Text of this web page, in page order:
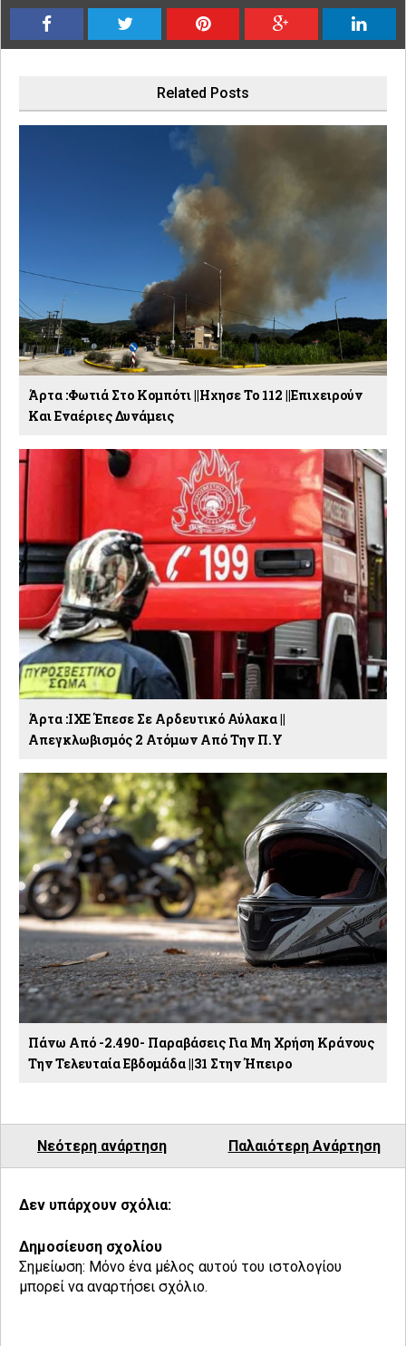
Related Posts
Άρτα :Φωτιά Στο Κομπότι ||Ηχησε Το 112 ||Επιχειρούν
Και Εναέριες Δυνάμεις
Άρτα :ΙΧΕ Έπεσε Σε Αρδευτικό Αύλακα ||
Απεγκλωβισμός 2 Ατόμων Από Την Π.Υ
Πάνω Από -2.490- Παραβάσεις Για Μη Χρήση Κράνους
Την Τελευταία Εβδομάδα ||31 Στην Ήπειρο
Νεότερη ανάρτηση Παλαιότερη Ανάρτηση
Δεν υπάρχουν σχόλια:
Δημοσίευση σχολίου
Σημείωση: Μόνο ένα μέλος αυτού του ιστολογίου
μπορεί να αναρτήσει σχόλιο.